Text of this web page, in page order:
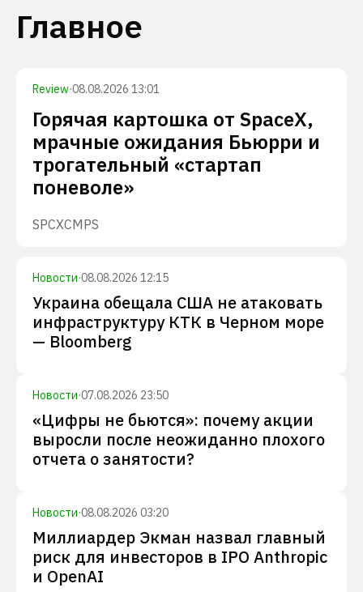
Главное
Review·08.08.2026 13:01
Горячая картошка от SpaceX,
мрачные ожидания Бьюрри и
трогательный «стартап
поневоле»
SPCXCMPS
Новости·08.08.2026 12:15
Украина обещала США не атаковать
инфраструктуру КТК в Черном море
— Bloomberg
Новости·07.08.2026 23:50
«Цифры не бьются»: почему акции
выросли после неожиданно плохого
отчета о занятости?
Новости·08.08.2026 03:20
Миллиардер Экман назвал главный
риск для инвесторов в IPO Anthropic
и OpenAI